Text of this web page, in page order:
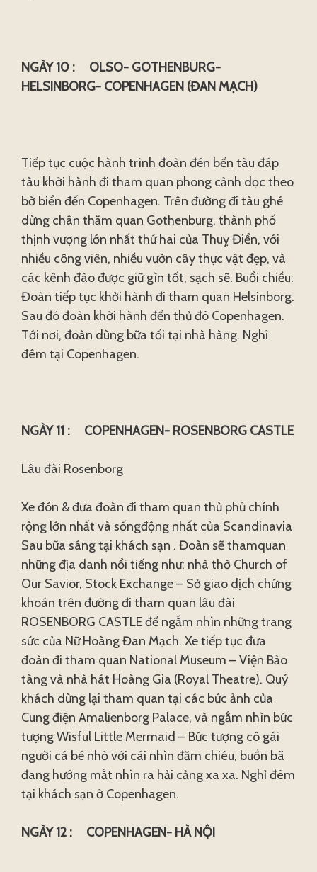
NGÀY 10 : OLSO- GOTHENBURG-
HELSINBORG- COPENHAGEN (ĐAN MẠCH)
Tiếp tục cuộc hành trình đoàn đén bến tàu đáp
tàu khởi hành đi tham quan phong cảnh dọc theo
bờ biển đến Copenhagen. Trên đường đi tàu ghé
dừng chân thăm quan Gothenburg, thành phố
thịnh vượng lớn nhất thứ hai của Thuỵ Điển, với
nhiều công viên, nhiều vườn cây thực vật đẹp, và
các kênh đào được giữ gìn tốt, sạch sẽ. Buổi chiều:
Đoàn tiếp tục khởi hành đi tham quan Helsinborg.
Sau đó đoàn khởi hành đến thủ đô Copenhagen.
Tới nơi, đoàn dùng bữa tối tại nhà hàng. Nghỉ
đêm tại Copenhagen.
NGÀY 11 : COPENHAGEN- ROSENBORG CASTLE
Lâu đài Rosenborg
Xe đón & đưa đoàn đi tham quan thủ phủ chính
rộng lớn nhất và sốngđộng nhất của Scandinavia
Sau bữa sáng tại khách sạn . Đoàn sẽ thamquan
những địa danh nổi tiếng như: nhà thờ Church of
Our Savior, Stock Exchange – Sở giao dịch chứng
khoán trên đường đi tham quan lâu đài
ROSENBORG CASTLE để ngắm nhìn những trang
sức của Nữ Hoàng Đan Mạch. Xe tiếp tục đưa
đoàn đi tham quan National Museum – Viện Bảo
tàng và nhà hát Hoàng Gia (Royal Theatre). Quý
khách dừng lại tham quan tại các bức ảnh của
Cung điện Amalienborg Palace, và ngắm nhìn bức
tượng Wisful Little Mermaid – Bức tượng cô gái
người cá bé nhỏ với cái nhìn đăm chiêu, buồn bã
đang hướng mắt nhìn ra hải cảng xa xa. Nghỉ đêm
tại khách sạn ở Copenhagen.
NGÀY 12 : COPENHAGEN- HÀ NỘI